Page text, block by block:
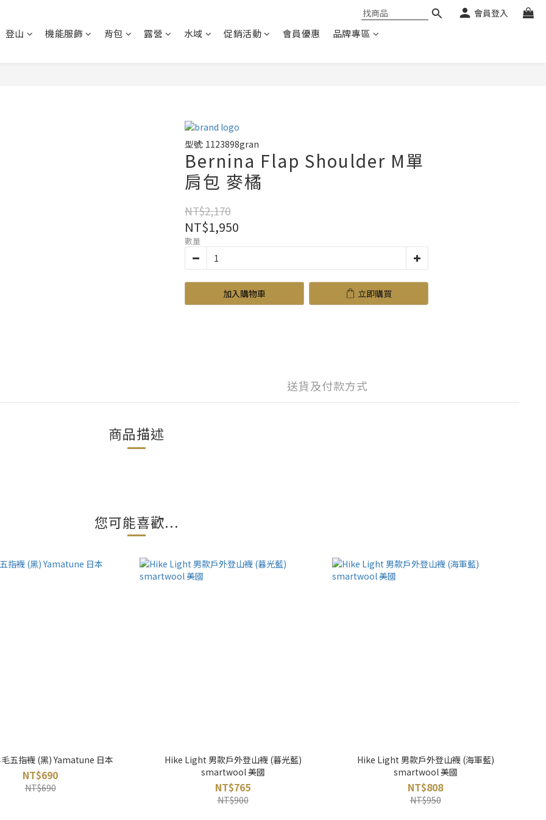
會員登入
登山 機能服飾 背包 露營 水域 促銷活動 會員優惠 品牌專區
型號: 1123898gran
Bernina Flap Shoulder M單
肩包 麥橘
NT$2,170
NT$1,950
數量
加入購物車 立即購買
送貨及付款方式
商品描述
您可能喜歡...
五指襪 (黑) Yamatune 日本
NT$690
NT$690
Hike Light 男款戶外登山襪 (暮光藍)
smartwool 美國
NT$765
NT$900
Hike Light 男款戶外登山襪 (海軍藍)
smartwool 美國
NT$808
NT$950